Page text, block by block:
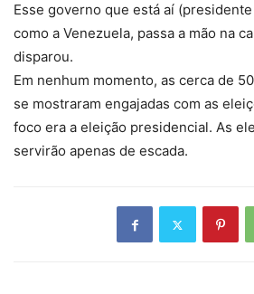
Esse governo que está aí
como a Venezuela, passa a mão na
disparou.
Em nenhum momento, as cerca de
se mostraram engajadas com as
foco era a eleição presidencial. As
servirão apenas de escada.